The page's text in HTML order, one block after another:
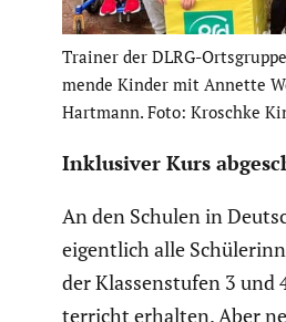
Trainer der DLRG-
mende Kinder mit Annette
Hartmann. Foto: Kroschke
Inklu­siver Kurs
An den Schulen in
eigent­lich alle
der Klassen­stufen 3
ter­richt erhalten. Aber